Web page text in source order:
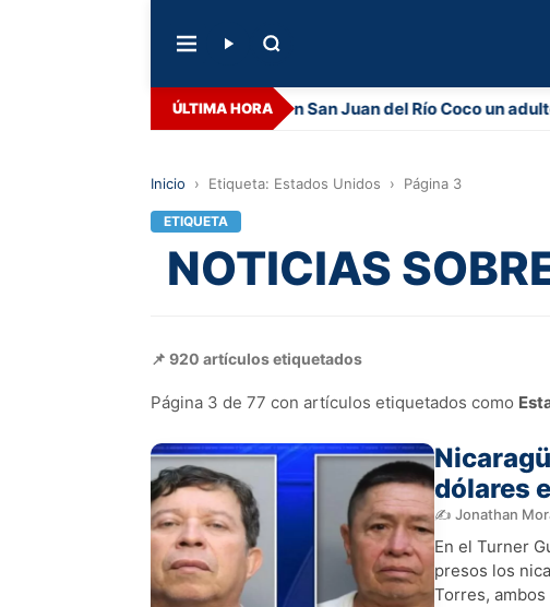
ÚLTIMA HORA
Desaparece en San Juan del Río Coco un adulto
Inicio › Etiqueta: Estados Unidos › Página 3
ETIQUETA
NOTICIAS
📌 920 artículos etiquetados
Página 3 de 77 con artículos etiquetados como
dólares
✍️ Jonathan
En el Turner
presos los
Torres,